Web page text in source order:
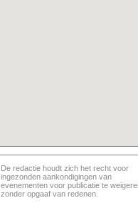
De redactie houdt zich het recht voor
ingezonden aankondigingen van
evenementen voor publicatie te
zonder opgaaf van redenen.